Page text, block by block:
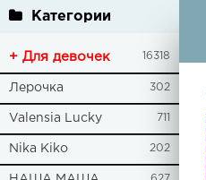
Категории
+ Для девочек 16318
Лерочка 302
Valensia Lucky 711
Nika Kiko 202